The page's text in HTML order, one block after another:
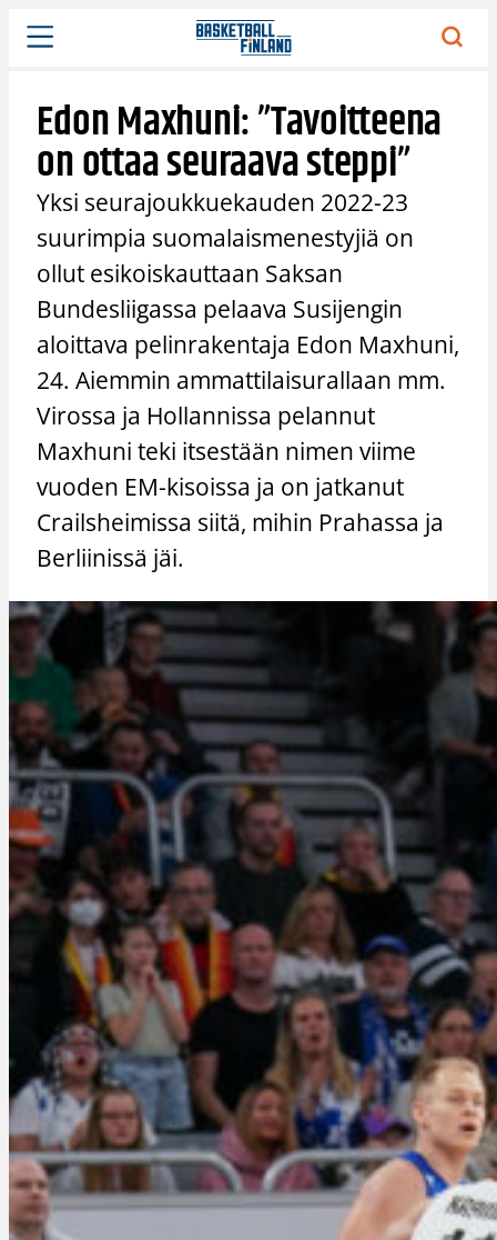
Siirry
sisältöön
Edon Maxhuni: ”Tavoitteena
on ottaa seuraava steppi”
Yksi seurajoukkuekauden 2022-23
suurimpia suomalaismenestyjiä on
ollut esikoiskauttaan Saksan
Bundesliigassa pelaava Susijengin
aloittava pelinrakentaja Edon Maxhuni,
24. Aiemmin ammattilaisurallaan mm.
Virossa ja Hollannissa pelannut
Maxhuni teki itsestään nimen viime
vuoden EM-kisoissa ja on jatkanut
Crailsheimissa siitä, mihin Prahassa ja
Berliinissä jäi.